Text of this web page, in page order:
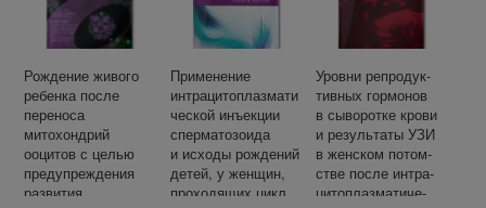
Рождение живого
ребенка после
переноса
митохондрий
ооцитов с целью
предупреждения
развития
Применение
интрацитоплазмати
ческой инъекции
сперматозоида
и исходы рождений
детей, у женщин,
проходящих цикл
Уров­ни ре­про­дук­
тив­ных гор­мо­нов
в сы­во­рот­ке кро­ви
и ре­зуль­та­ты УЗИ
в жен­ском потом­
стве по­сле ин­тра­
ци­то­плаз­ма­ти­че­